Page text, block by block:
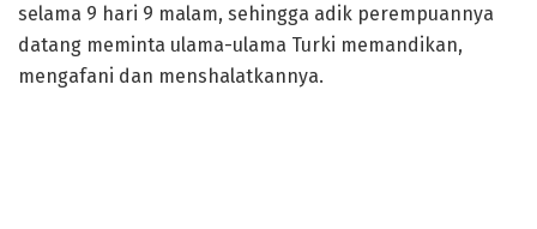
selama 9 hari 9 malam, sehingga adik perempuannya
datang meminta ulama-ulama Turki memandikan,
mengafani dan menshalatkannya.